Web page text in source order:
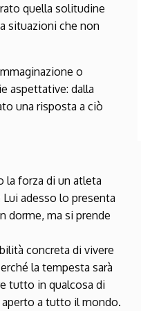
quella solitudine
situazioni che non
o
aspettative: dalla
una risposta a ciò
la forza di un atleta
adesso lo presenta
dorme, ma si prende
concreta di vivere
la tempesta sarà
tutto in qualcosa di
a tutto il mondo.